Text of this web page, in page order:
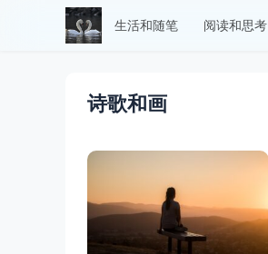
生活和随笔 阅读和思考
诗歌和画